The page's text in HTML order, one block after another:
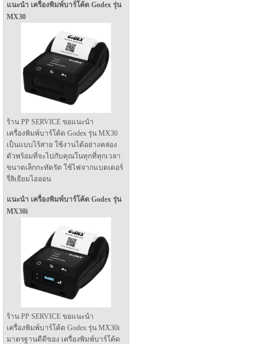
แนะนำ เครื่องพิมพ์บาร์โค้ด Godex รุ่น
MX30
ร้าน PP SERVICE ขอแนะนำ
เครื่องพิมพ์บาร์โค้ด Godex รุ่น MX30
เป็นแบบไร้สาย ใช้งานได้อย่างคล่อง
ตัวพร้อมที่จะไปกับคุณในทุกที่ทุกเวลา
ขนาดเล็กกะทัดรัด ใช้ไฟจากแบตเตอร์
รี่ลิเธียมไอออน
แนะนำ เครื่องพิมพ์บาร์โค้ด Godex รุ่น
MX30i
ร้าน PP SERVICE ขอแนะนำ
เครื่องพิมพ์บาร์โค้ด Godex รุ่น MX30i
มาตรฐานดีดีของ เครื่องพิมพ์บาร์โค้ด